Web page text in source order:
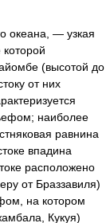
океана, — узкая
(высотой до
от них
наиболее
равнина
впадина
расположено
от Браззавиля)
на котором
Кукуя)